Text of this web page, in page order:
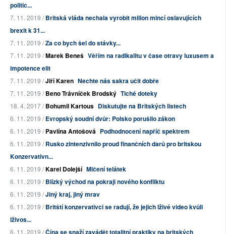
politic...
7. 11. 2019 /Britská vláda nechala vyrobit milion mincí oslavujících
brexit k 31...
7. 11. 2019 /Za co bych šel do stávky...
7. 11. 2019 /Marek Beneš Věřím na radikalitu v čase otravy luxusem a
impotence elit
7. 11. 2019 /Jiří Karen Nechte nás sakra učit dobře
7. 11. 2019 /Beno Trávníček Brodský Tiché doteky
18. 4. 2017 /Bohumil Kartous Diskutujte na Britských listech
6. 11. 2019 /Evropský soudní dvůr: Polsko porušilo zákon
6. 11. 2019 /Pavlína Antošová Podhodnocení napříč spektrem
6. 11. 2019 /Rusko zintenzivnilo proud finančních darů pro britskou
Konzervativn...
6. 11. 2019 /Karel Dolejší Mlčení telátek
6. 11. 2019 /Blízký východ na pokraji nového konfliktu
6. 11. 2019 /Jiný kraj, jiný mrav
6. 11. 2019 /Britští konzervativci se radují, že jejich lživé video kvůli
lživos...
6. 11. 2019 /Čína se snaží zavádět totalitní praktiky na britských